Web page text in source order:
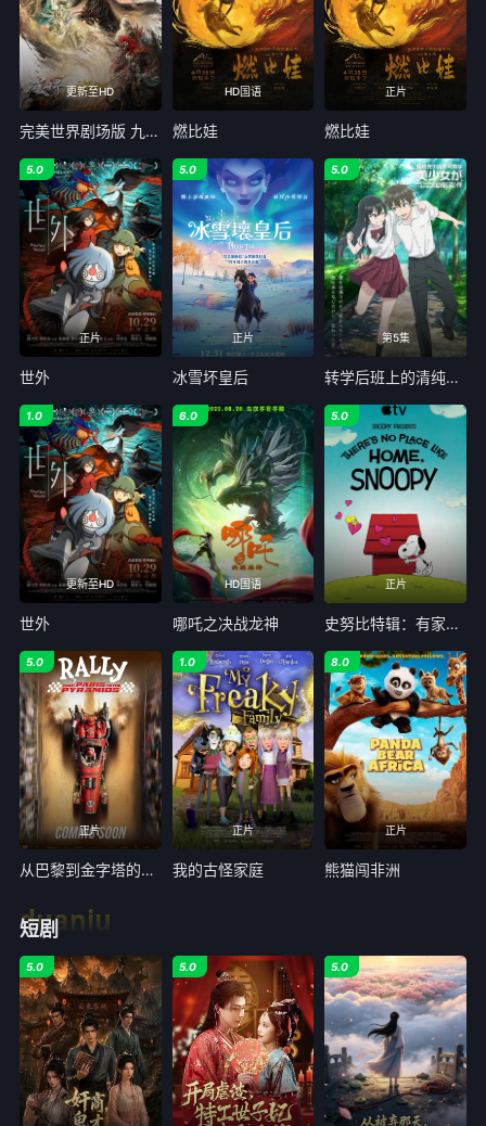
更新至HD
完美世界剧场版 九劫焚天
HD国语
燃比娃
正片
燃比娃
正片
5.0
世外
正片
5.0
冰雪坏皇后
第5集
5.0
转学后班上的清纯可爱美少女竟是小时候玩在一起的哥儿们
更新至HD
1.0
世外
HD国语
6.0
哪吒之决战龙神
正片
5.0
史努比特辑：有家真好
正片
5.0
从巴黎到金字塔的集会
正片
1.0
我的古怪家庭
正片
8.0
熊猫闯非洲
短剧
duanju
5.0 5.0 5.0